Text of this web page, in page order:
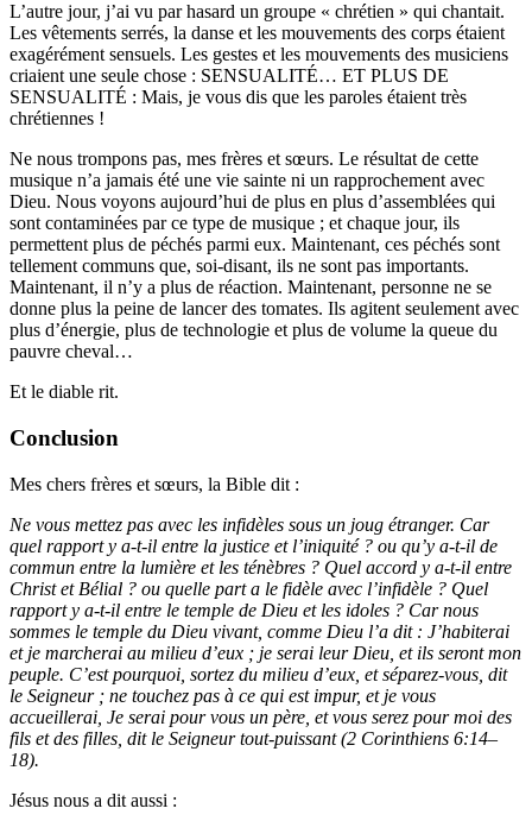
L’autre jour, j’ai vu par hasard un groupe « chrétien » qui chantait.
Les vêtements serrés, la danse et les mouvements des corps étaient
exagérément sensuels. Les gestes et les mouvements des musiciens
criaient une seule chose : SENSUALITÉ… ET PLUS DE
SENSUALITÉ : Mais, je vous dis que les paroles étaient très
chrétiennes !
Ne nous trompons pas, mes frères et sœurs. Le résultat de cette
musique n’a jamais été une vie sainte ni un rapprochement avec
Dieu. Nous voyons aujourd’hui de plus en plus d’assemblées qui
sont contaminées par ce type de musique ; et chaque jour, ils
permettent plus de péchés parmi eux. Maintenant, ces péchés sont
tellement communs que, soi-disant, ils ne sont pas importants.
Maintenant, il n’y a plus de réaction. Maintenant, personne ne se
donne plus la peine de lancer des tomates. Ils agitent seulement avec
plus d’énergie, plus de technologie et plus de volume la queue du
pauvre cheval…
Et le diable rit.
Conclusion
Mes chers frères et sœurs, la Bible dit :
Ne vous mettez pas avec les infidèles sous un joug étranger. Car
quel rapport y a-t-il entre la justice et l’iniquité ? ou qu’y a-t-il de
commun entre la lumière et les ténèbres ? Quel accord y a-t-il entre
Christ et Bélial ? ou quelle part a le fidèle avec l’infidèle ? Quel
rapport y a-t-il entre le temple de Dieu et les idoles ? Car nous
sommes le temple du Dieu vivant, comme Dieu l’a dit : J’habiterai
et je marcherai au milieu d’eux ; je serai leur Dieu, et ils seront mon
peuple. C’est pourquoi, sortez du milieu d’eux, et séparez-vous, dit
le Seigneur ; ne touchez pas à ce qui est impur, et je vous
accueillerai, Je serai pour vous un père, et vous serez pour moi des
fils et des filles, dit le Seigneur tout-puissant (2 Corinthiens 6:14–
18).
Jésus nous a dit aussi :